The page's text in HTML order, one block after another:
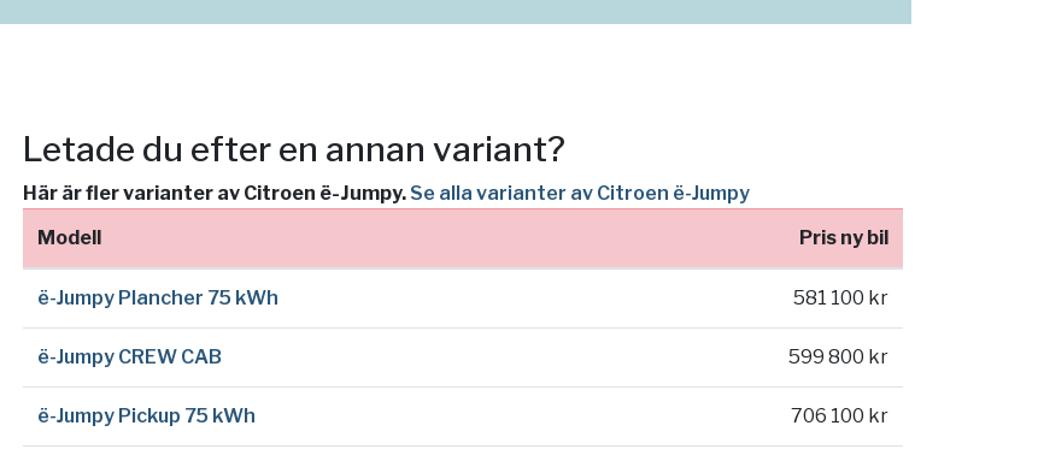
Letade du efter en annan variant?
Här är fler varianter av Citroen ë-Jumpy. Se alla varianter av Citroen ë-Jumpy
Modell
Pris ny bil
ë-Jumpy Plancher 75 kWh 581 100 kr
ë-Jumpy CREW CAB 599 800 kr
ë-Jumpy Pickup 75 kWh 706 100 kr